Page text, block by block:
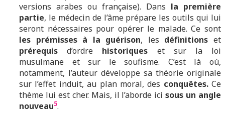
versions arabes ou française). Dans la première
partie, le médecin de l’âme prépare les outils qui lui
seront nécessaires pour opérer le malade. Ce sont
les prémisses à la guérison, les définitions et
prérequis d’ordre historiques et sur la loi
musulmane et sur le soufisme. C’est là où,
notamment, l’auteur développe sa théorie originale
sur l’effet induit, au plan moral, des conquêtes.Ce
thème lui est cher. Mais, il l’aborde icisous un angle
nouveau5.